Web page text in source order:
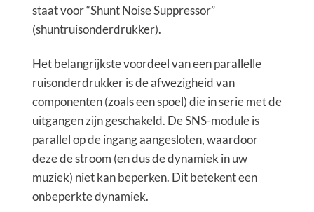
staat voor “Shunt Noise Suppressor”
(shuntruisonderdrukker).
Het belangrijkste voordeel van een parallelle
ruisonderdrukker is de afwezigheid van
componenten (zoals een spoel) die in serie met de
uitgangen zijn geschakeld. De SNS-module is
parallel op de ingang aangesloten, waardoor
deze de stroom (en dus de dynamiek in uw
muziek) niet kan beperken. Dit betekent een
onbeperkte dynamiek.